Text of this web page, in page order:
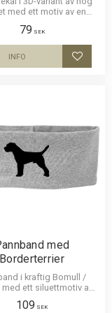
med ett motiv av en
och 15 cm i diameter.
79 SEK
Lägg
INFO
med
Borderterrier
i kraftig Bomull /
med ett siluettmotiv av
109 SEK